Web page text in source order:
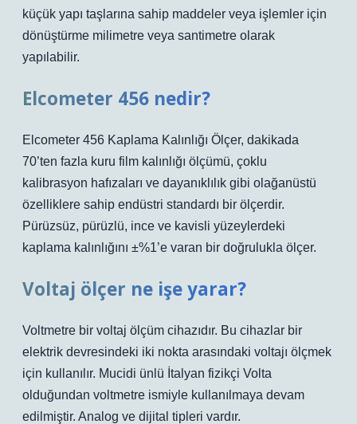
küçük yapı taşlarına sahip maddeler veya işlemler için
dönüştürme milimetre veya santimetre olarak
yapılabilir.
Elcometer 456 nedir?
Elcometer 456 Kaplama Kalınlığı Ölçer, dakikada
70’ten fazla kuru film kalınlığı ölçümü, çoklu
kalibrasyon hafızaları ve dayanıklılık gibi olağanüstü
özelliklere sahip endüstri standardı bir ölçerdir.
Pürüzsüz, pürüzlü, ince ve kavisli yüzeylerdeki
kaplama kalınlığını ±%1’e varan bir doğrulukla ölçer.
Voltaj ölçer ne işe yarar?
Voltmetre bir voltaj ölçüm cihazıdır. Bu cihazlar bir
elektrik devresindeki iki nokta arasındaki voltajı ölçmek
için kullanılır. Mucidi ünlü İtalyan fizikçi Volta
olduğundan voltmetre ismiyle kullanılmaya devam
edilmiştir. Analog ve dijital tipleri vardır.